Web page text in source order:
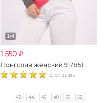
1 550 ₽
Лонгслив женский 917851
2 отзыва
42 44 46 48 50 52